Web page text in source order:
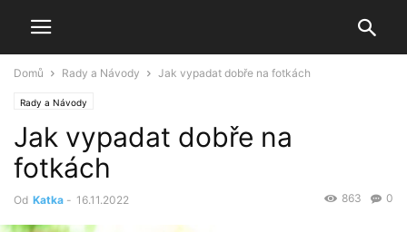
Domů Rady a Návody Jak vypadat dobře na fotkách
Rady a Návody
Jak vypadat dobře na
fotkách
Od Katka - 16.11.2022 0
863